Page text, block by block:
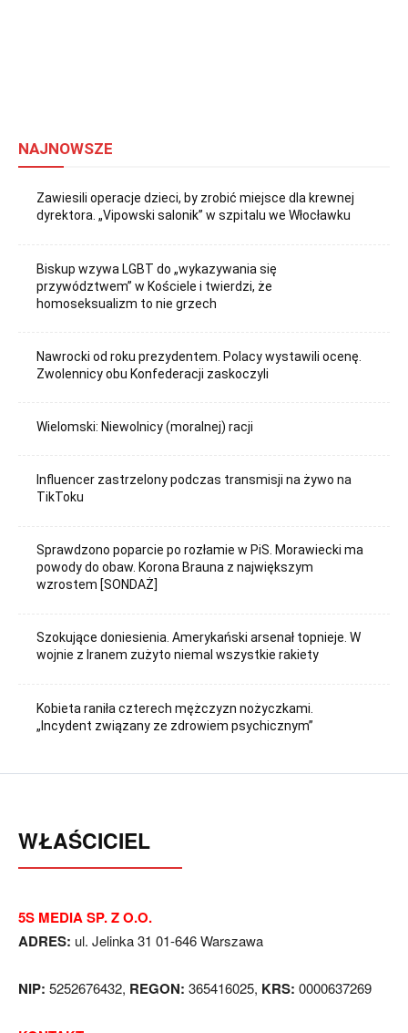
NAJNOWSZE
Zawiesili operacje dzieci, by zrobić miejsce dla krewnej
dyrektora. „Vipowski salonik” w szpitalu we Włocławku
Biskup wzywa LGBT do „wykazywania się
przywództwem” w Kościele i twierdzi, że
homoseksualizm to nie grzech
Nawrocki od roku prezydentem. Polacy wystawili ocenę.
Zwolennicy obu Konfederacji zaskoczyli
Wielomski: Niewolnicy (moralnej) racji
Influencer zastrzelony podczas transmisji na żywo na
TikToku
Sprawdzono poparcie po rozłamie w PiS. Morawiecki ma
powody do obaw. Korona Brauna z największym
wzrostem [SONDAŻ]
Szokujące doniesienia. Amerykański arsenał topnieje. W
wojnie z Iranem zużyto niemal wszystkie rakiety
Kobieta raniła czterech mężczyzn nożyczkami.
„Incydent związany ze zdrowiem psychicznym”
WŁAŚCICIEL
5S MEDIA SP. Z O.O.
ADRES: ul. Jelinka 31 01-646 Warszawa
NIP: 5252676432, REGON: 365416025, KRS: 0000637269